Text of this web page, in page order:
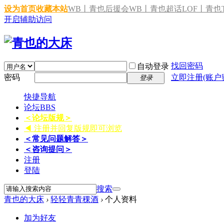
设为首页收藏本站WB丨青也后援会WB丨青也超话LOF丨青也
开启辅助访问
自动登录 找回密码
密码
登录 立即注册(账
快捷导航
论坛BBS
＜论坛版规＞
◀ 注册并回复版规即可浏览
＜常见问题解答＞
＜咨询提问＞
注册
登陆
搜索
青也的大床 › 轻轻青青稞酒 › 个人资料
加为好友